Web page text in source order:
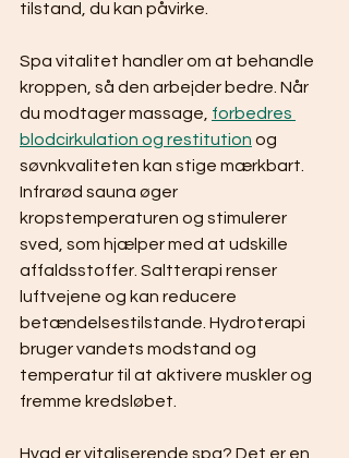
tilstand, du kan påvirke.
Spa vitalitet handler om at behandle
kroppen, så den arbejder bedre. Når
du modtager massage, forbedres
blodcirkulation og restitution og
søvnkvaliteten kan stige mærkbart.
Infrarød sauna øger
kropstemperaturen og stimulerer
sved, som hjælper med at udskille
affaldsstoffer. Saltterapi renser
luftvejene og kan reducere
betændelsestilstande. Hydroterapi
bruger vandets modstand og
temperatur til at aktivere muskler og
fremme kredsløbet.
Hvad er vitaliserende spa? Det er en